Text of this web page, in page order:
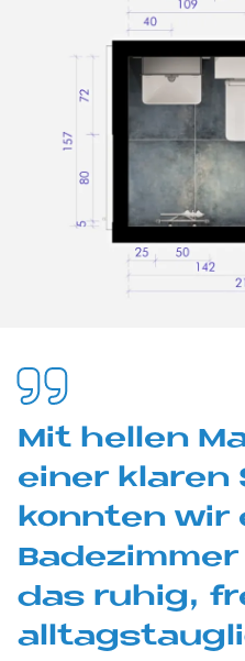
Mit hel­len
ei­ner kla­ren
konn­ten wir
das ru­hig,